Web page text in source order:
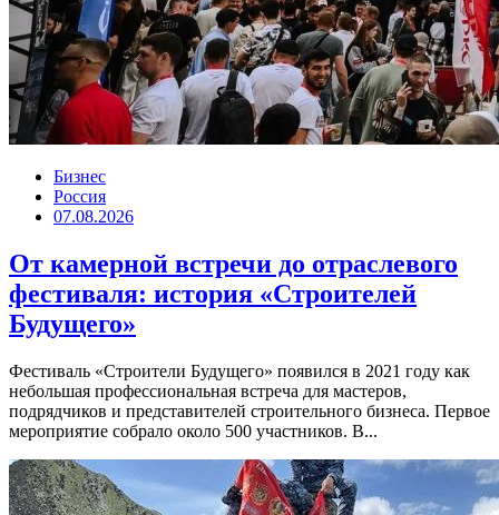
Бизнес
Россия
07.08.2026
От камерной встречи до отраслевого
фестиваля: история «Строителей
Будущего»
Фестиваль «Строители Будущего» появился в 2021 году как
небольшая профессиональная встреча для мастеров,
подрядчиков и представителей строительного бизнеса. Первое
мероприятие собрало около 500 участников. В...